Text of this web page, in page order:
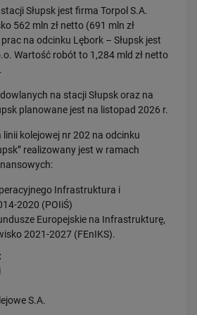
Słupsk jest firma Torpol S.A.
562 mln zł netto (691 mln zł
na odcinku Lębork – Słupsk jest
Wartość robót to 1,284 mld zł netto
na stacji Słupsk oraz na
planowane jest na listopad 2026 r.
linii kolejowej nr 202 na odcinku
realizowany jest w ramach
Infrastruktura i
2020 (POIiŚ)
Europejskie na Infrastrukturę,
2021-2027 (FEnIKS).
S.A.